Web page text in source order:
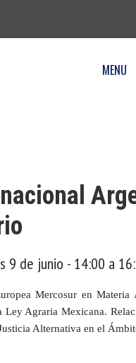
MENU
9 de junio - 14:00 a
Mercosur en
Ley Agraria Mexicana.
Alternativa en el